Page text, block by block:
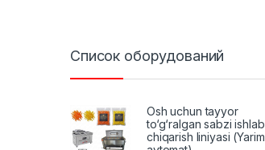
Список оборудований
Osh uchun tayyor
to‘g‘ralgan sabzi ishlab
chiqarish liniyasi (Yarim